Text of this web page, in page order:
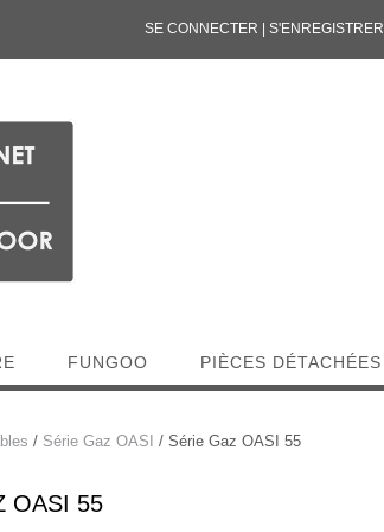
SE CONNECTER | S'ENREGISTRER
FUNGOO PIÈCES DÉTACHÉES
/ Série Gaz OASI / Série Gaz OASI 55
OASI 55